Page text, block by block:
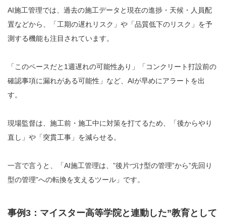
AI施工管理では、過去の施工データと現在の進捗・天候・人員配
置などから、「工期の遅れリスク」や「品質低下のリスク」を予
測する機能も注目されています。
「このペースだと1週遅れの可能性あり」「コンクリート打設前の
確認事項に漏れがある可能性」など、AIが早めにアラートを出
す。
現場監督は、施工前・施工中に対策を打てるため、「後からやり
直し」や「突貫工事」を減らせる。
一言で言うと、「AI施工管理は、”後片づけ型の管理”から”先回り
型の管理”への転換を支えるツール」です。
事例3：マイスター高等学院と連動した”教育として